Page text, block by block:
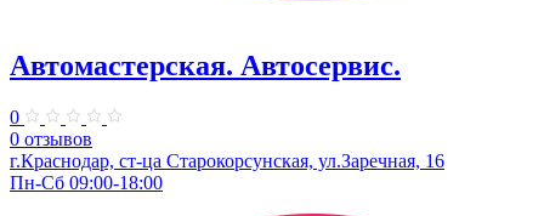
Автомастерская. Автосервис.
0
0 отзывов
г.Краснодар, ст-ца Старокорсунская, ул.Заречная, 16
Пн-Сб 09:00-18:00